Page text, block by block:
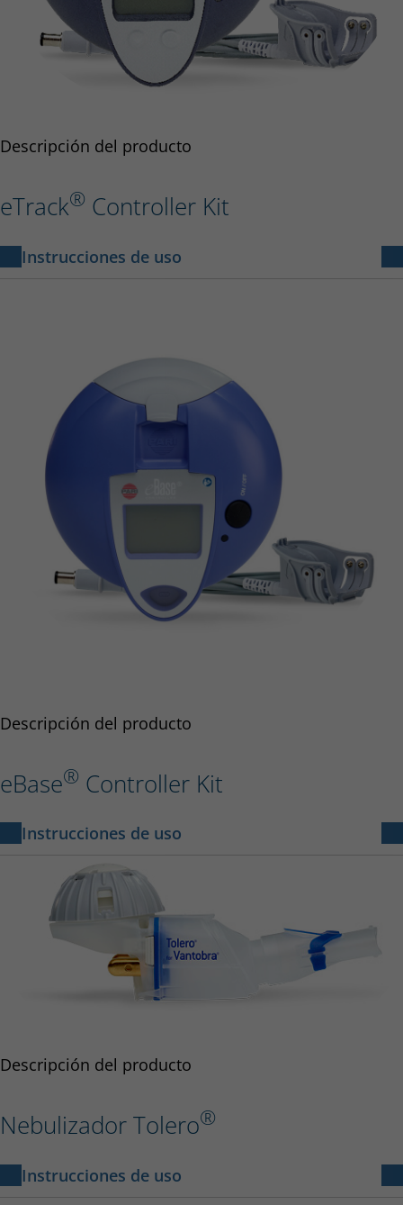
Descripción del producto
eTrack® Controller Kit
Instrucciones de uso
Descripción del producto
eBase® Controller Kit
Instrucciones de uso
eBase Controller
Instruction for Use – eBase Controller 678D1220-
A 2022-09
Descripción del producto
Nebulizador Tolero®
Instrucciones de uso